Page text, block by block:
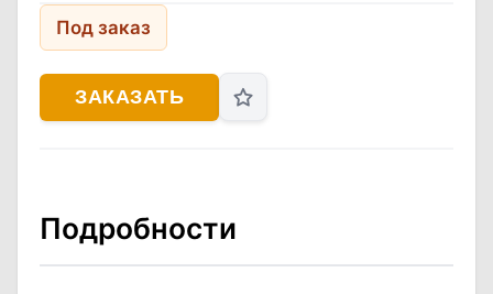
Под заказ
ЗАКАЗАТЬ
Подробности